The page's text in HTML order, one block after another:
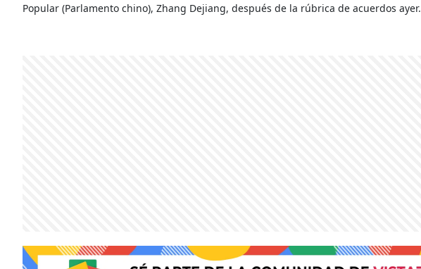
Popular (Parlamento chino), Zhang Dejiang, después de la rúbrica de acuerdos ayer.